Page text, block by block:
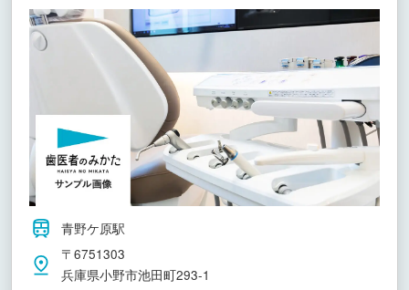
青野ケ原駅
〒6751303
兵庫県小野市池田町293-1